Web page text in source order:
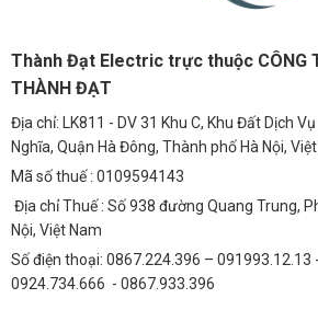
Thành Đạt Electric trực thuộc CÔNG
THÀNH ĐẠT
Địa chỉ: LK811 - DV 31 Khu C, Khu Đất Dịch
Nghĩa, Quận Hà Đông, Thành phố Hà Nội,
Mã số thuế : 0109594143
Địa chỉ Thuế : Số 938 đường Quang Trung,
Nội, Việt Nam
Số điện thoại: 0867.224.396 – 091993.12.13
0924.734.666 - 0867.933.396